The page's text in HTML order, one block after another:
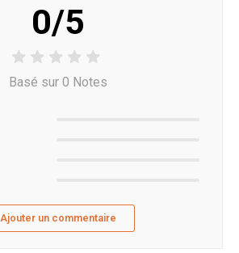
0/5
Basé sur 0 Notes
Ajouter un commentaire